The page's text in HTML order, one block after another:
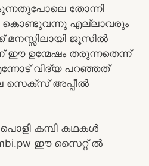
തോന്നി
കൊണ്ടുവന്നു എല്ലാവരും
മനസ്സിലായി ജൂസില്‍
ഈ ഉന്മേഷം തരുന്നതെന്ന്
വിദ്യ പറഞ്ഞത്
സെക്‌സ് അപ്പീല്‍
കമ്പി കഥകൾ
ഈ സൈറ്റ് ൽ